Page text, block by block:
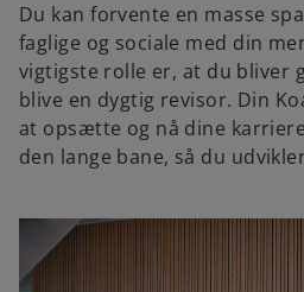
Du kan forvente en masse
faglige og sociale med din
vigtigste rolle er, at du bliver
blive en dygtig revisor. Din
at opsætte og nå dine
den lange bane, så du